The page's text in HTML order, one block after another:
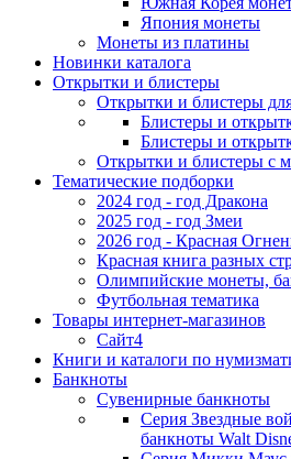
Япония монеты
Монеты из платины
Новинки каталога
Открытки и блистеры
Открытки и блистеры
Блистеры и
Блистеры и
Открытки и блистеры с
Тематические подборки
2024 год - год Дракона
2025 год - год Змеи
2026 год - Красная
Красная книга разных
Олимпийские монеты,
Футбольная тематика
Товары интернет-магазинов
Сайт4
Книги и каталоги по
Банкноты
Сувенирные банкноты
Серия Звездные
банкноты Walt